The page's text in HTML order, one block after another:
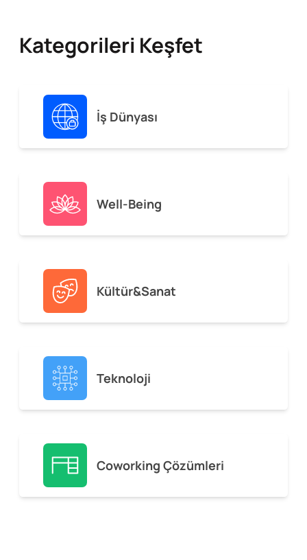
Kategorileri Keşfet
İş Dünyası
Well-Being
Kültür&Sanat
Teknoloji
Coworking Çözümleri